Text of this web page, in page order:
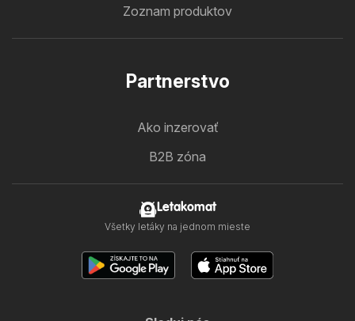
Zoznam produktov
Partnerstvo
Ako inzerovať
B2B zóna
Letakomat
Všetky letáky na jednom mieste